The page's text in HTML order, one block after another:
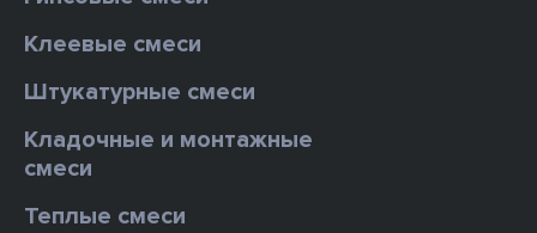
Клеевые смеси
Штукатурные смеси
Кладочные и монтажные
смеси
Теплые смеси